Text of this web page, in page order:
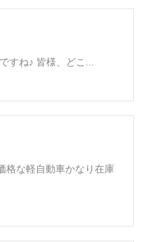
すね♪ 皆様、どこ...
格な軽自動車かなり在庫